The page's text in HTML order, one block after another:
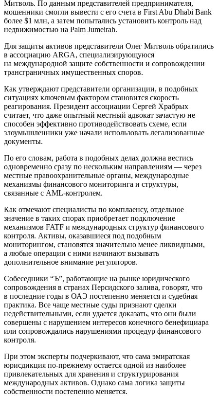
Митволь. По данным представителей предпринимателя,
мошенники смогли вывести с его счета в First Abu Dhabi Bank
более $1 млн, а затем попытались установить контроль над
недвижимостью на Palm Jumeirah.
Для защиты активов представители Олег Митволь обратились
в ассоциацию ARGA, специализирующуюся
на международной защите собственности и сопровождении
трансграничных имущественных споров.
Как утверждают представители организации, в подобных
ситуациях ключевым фактором становится скорость
реагирования. Президент ассоциации Сергей Храбрых
считает, что даже опытный местный адвокат зачастую не
способен эффективно противодействовать схеме, если
злоумышленники уже начали использовать легализованные
документы.
По его словам, работа в подобных делах должна вестись
одновременно сразу по нескольким направлениям — через
местные правоохранительные органы, международные
механизмы финансового мониторинга и структуры,
связанные с AML-контролем.
Как отмечают специалисты по комплаенсу, отдельное
значение в таких спорах приобретает подключение
механизмов FATF и международных структур финансового
контроля. Активы, оказавшиеся под подобным
мониторингом, становятся значительно менее ликвидными,
а любые операции с ними начинают вызывать
дополнительное внимание регуляторов.
Собеседники “Ъ”, работающие на рынке юридического
сопровождения в странах Персидского залива, говорят, что
в последние годы в ОАЭ постепенно меняется и судебная
практика. Все чаще местные суды признают сделки
недействительными, если удается доказать, что они были
совершены с нарушением интересов конечного бенефициара
или сопровождались нарушениями процедур финансового
контроля.
При этом эксперты подчеркивают, что сама эмиратская
юрисдикция по-прежнему остается одной из наиболее
привлекательных для хранения и структурирования
международных активов. Однако сама логика защиты
собственности постепенно меняется.